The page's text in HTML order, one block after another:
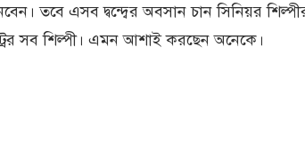
তবে এসব দ্বন্দ্বের অবসান চান সিনিয়র
সব শিল্পী। এমন আশাই করছেন অনেকে।